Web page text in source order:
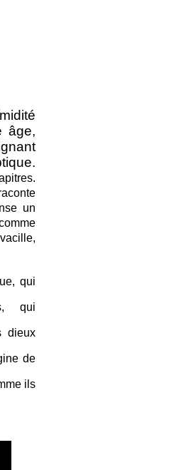
âge,
un
qui
qui
dieux
de
ils